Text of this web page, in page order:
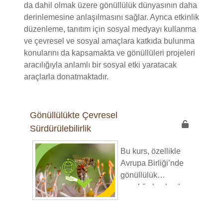
da dahil olmak üzere gönüllülük dünyasının daha
derinlemesine anlaşılmasını sağlar. Ayrıca etkinlik
düzenleme, tanıtım için sosyal medyayı kullanma
ve çevresel ve sosyal amaçlara katkıda bulunma
konularını da kapsamakta ve gönüllüleri projeleri
aracılığıyla anlamlı bir sosyal etki yaratacak
araçlarla donatmaktadır.
Gönüllülükte Çevresel
Sürdürülebilirlik
Bu kurs, özellikle
Avrupa Birliği’nde
gönüllülük
aracılığıyla olumlu